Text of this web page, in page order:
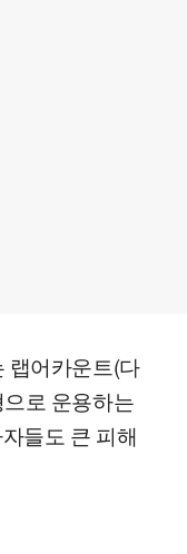
랩어카운트(다
로 운용하는
들도 큰 피해